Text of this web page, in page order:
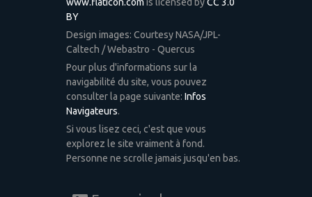
BY
Design images: Courtesy NASA/JPL-
Caltech / Webastro - Quercus
Pour plus d'informations sur la
navigabilité du site, vous pouvez
consulter la page suivante: Infos
Navigateurs.
Si vous lisez ceci, c'est que vous
explorez le site vraiment à fond.
Personne ne scrolle jamais jusqu'en bas.